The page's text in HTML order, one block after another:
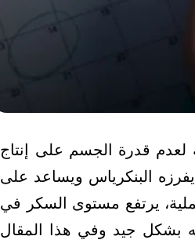
قدرة الجسم على إنتاج
البنكرياس ويساعد على
يرتفع مستوى السكر في
بشكل جيد وفي هذا المقال